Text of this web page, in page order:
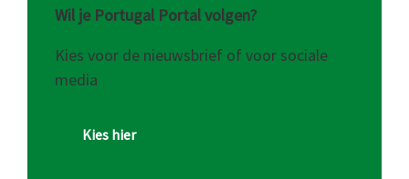
Wil je Portugal Portal volgen?
Kies voor de nieuwsbrief of voor sociale
media
Kies hier